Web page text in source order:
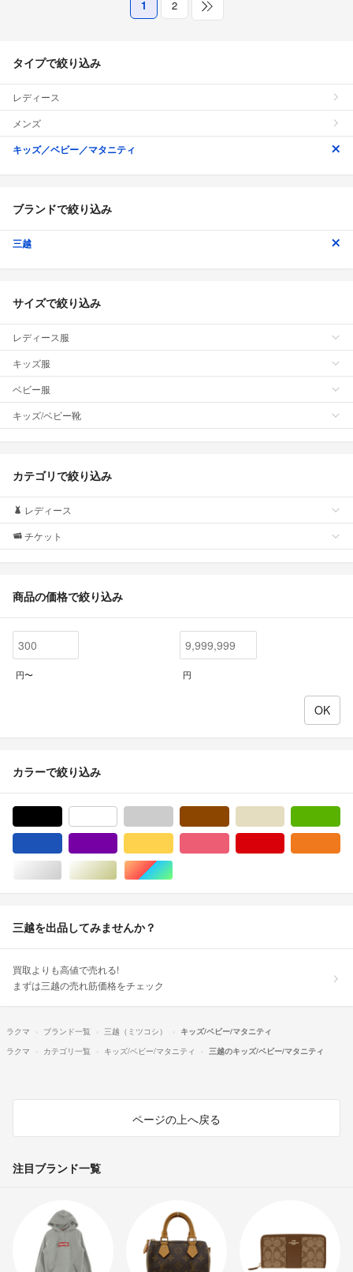
1 2
タイプで絞り込み
レディース
メンズ
キッズ／ベビー／マタニティ
ブランドで絞り込み
三越
サイズで絞り込み
レディース服
キッズ服
ベビー服
キッズ/ベビー靴
カテゴリで絞り込み
レディース
チケット
商品の価格で絞り込み
円〜 円
カラーで絞り込み
シルバー/銀色系ゴールド/金色系マルチカラー
三越を出品してみませんか？
買取よりも高値で売れる!
まずは三越の売れ筋価格をチェック
ラクマ ブランド一覧 三越（ミツコシ）
キッズ/ベビー/マタニティ
ラクマ
カテゴリ一覧 キッズ/ベビー/マタニティ 三越のキッズ/ベビー/マタニティ
ページの上へ戻る
注目ブランド一覧